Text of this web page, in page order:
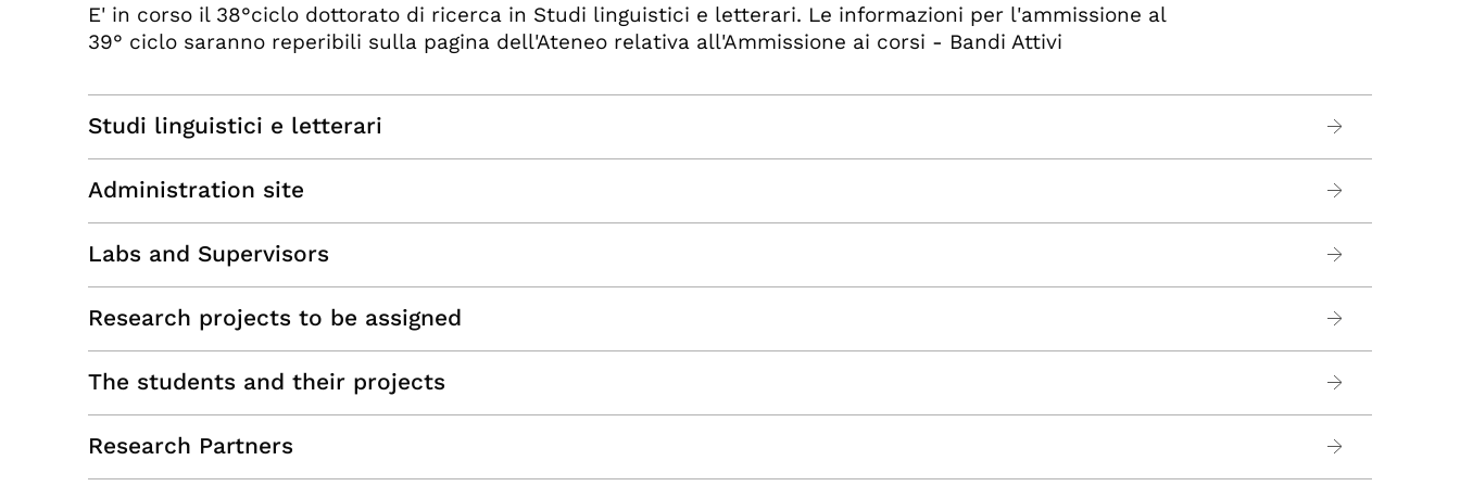
E' in corso il 38°ciclo dottorato di ricerca in Studi linguistici e letterari. Le informazioni per l'ammissione al
39° ciclo saranno reperibili sulla pagina dell'Ateneo relativa all'Ammissione ai corsi - Bandi Attivi
Studi linguistici e letterari
Administration site
Labs and Supervisors
Research projects to be assigned
The students and their projects
Research Partners